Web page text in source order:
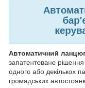
Автоматичний
запатентоване
одного або декількох
громадських